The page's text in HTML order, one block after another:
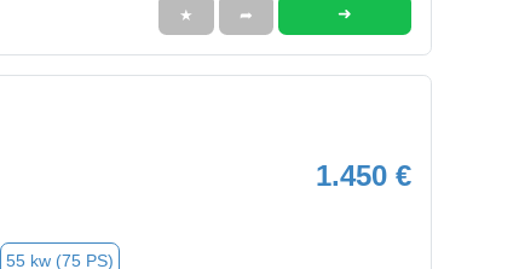
★ ➦ ➜
1.450 €
55 kw (75 PS)